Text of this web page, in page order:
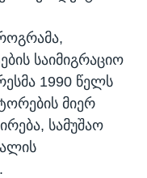
საიმიგრაციო
1990 წელს
მიერ
სამუშაო